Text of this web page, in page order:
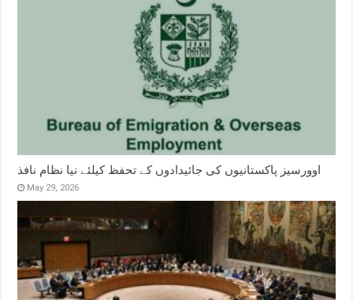
اوورسیز پاکستانیوں کی جائیدادوں کے تحفظ کیلئے نیا نظام نافذ
May 29, 2026